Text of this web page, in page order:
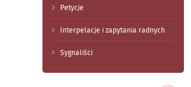
Petycje
Interpelacje i zapytania radnych
Sygnaliści